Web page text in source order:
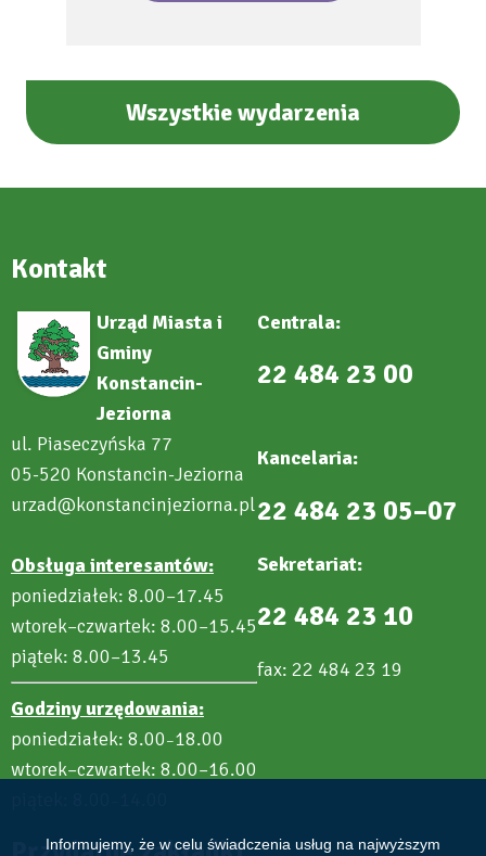
Informujemy, że w celu świadczenia usług na najwyższym
Wszystkie wydarzenia
Kontakt
Urząd Miasta i
Gminy
Konstancin-
Jeziorna
ul. Piaseczyńska 77
05-520 Konstancin-Jeziorna
urzad@konstancinjeziorna.pl
Obsługa interesantów:
poniedziałek: 8.00–17.45
wtorek–czwartek: 8.00–15.45
piątek: 8.00–13.45
Godziny urzędowania:
poniedziałek: 8.00–18.00
wtorek–czwartek: 8.00–16.00
Centrala:
22 484 23 00
Kancelaria:
22 484 23 05–07
Sekretariat:
22 484 23 10
fax: 22 484 23 19